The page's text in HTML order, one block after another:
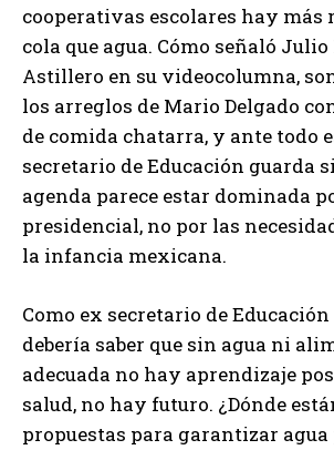
cooperativas escolares hay más
cola que agua. Cómo señaló
Astillero en su videocolumna,
los arreglos de Mario Delgado
de comida chatarra, y ante todo
secretario de Educación guarda
agenda parece estar dominada
presidencial, no por las
la infancia mexicana.
Como ex secretario de Educación
debería saber que sin agua ni
adecuada no hay aprendizaje
salud, no hay futuro. ¿Dónde
propuestas para garantizar agua